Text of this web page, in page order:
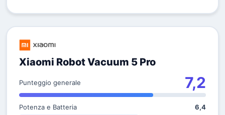
Xiaomi Robot Vacuum 5 Pro
Punteggio generale 7,2
Potenza e Batteria 6,4